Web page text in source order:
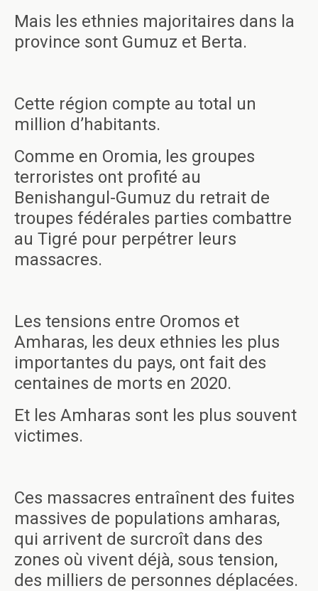
Mais les ethnies majoritaires dans la
province sont Gumuz et Berta.
Cette région compte au total un
million d’habitants.
Comme en Oromia, les groupes
terroristes ont profité au
Benishangul-Gumuz du retrait de
troupes fédérales parties combattre
au Tigré pour perpétrer leurs
massacres.
Les tensions entre Oromos et
Amharas, les deux ethnies les plus
importantes du pays, ont fait des
centaines de morts en 2020.
Et les Amharas sont les plus souvent
victimes.
Ces massacres entraînent des fuites
massives de populations amharas,
qui arrivent de surcroît dans des
zones où vivent déjà, sous tension,
des milliers de personnes déplacées.